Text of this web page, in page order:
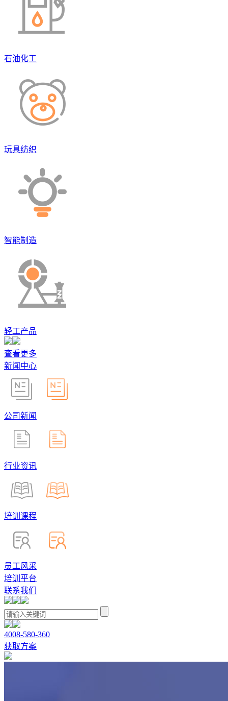
石油化工
玩具纺织
智能制造
轻工产品
查看更多
新闻中心
公司新闻
行业资讯
培训课程
员工风采
培训平台
联系我们
4008-580-360
获取方案